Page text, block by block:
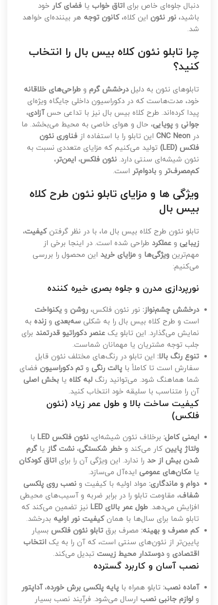
دنبال جلوه‌ای خاص برای اتاق خواب یا فضای کار خود
باشید، نور نئون این کلاه،کانون توجه هر بیننده‌ای خواهد
شد.
چرا تابلو نئون کلاه بیس بال را انتخاب
کنید؟
تابلوهای نئون به دلیلدرخشش گرم و طراحی‌های خلاقانه
خود، مدت‌هاست که در دکوراسیون داخلی جایگاه ویژه‌ای
پیدا کرده‌اند. طرح کلاه بیس بال نیز با تداعی حسآزادی،
جوانی و پویایی، حال و هوای خاصی به محیط می‌بخشد. ما
در CNC Neon این تابلو را با استفاده از فناوری نئون
فلکس (LED)
تولید می‌کنیم که مزایای متعددی نسبت به
نئون شیشه‌ای سنتی دارد. نئون فلکس، ایمن‌تر،
کم‌مصرف‌تر و بادوام‌تر است.
ویژگی ها و مزایای تابلو نئون طرح کلاه
بیس بال
تابلو نئون طرح کلاه بیس بال ما، با در نظر گرفتنکیفیت،
زیبایی و عملکرد طراحی شده است. در اینجا برخی از
مهم‌ترین ویژگی‌ها و مزایای خرید این محصول را بررسی
می‌کنیم:
نورپردازی مدرن و جلوه بصری خیره کننده
درخشش چشم‌نواز: نور نئون فلکس، روشن و یکنواخت
است و طرح کلاه بیس بال را به شکلی سه‌بعدی و زنده به
نمایش می‌گذارد. این تابلو یک عنصر دکوراتیو قدرتمند برای
جلب توجه مشتریان یا مهمانان شماست.
تنوع رنگ بالا: این تابلو در رنگ‌های مختلف نئون قابل
سفارش است تا کاملاً با پالت رنگی و تم دکوراسیون فضای
شما هماهنگ شود. می‌توانید رنگ لبه کلاه یا بخش اصلی
آن را متناسب با سلیقه خود انتخاب کنید.
کیفیت ساخت بالا و طول عمر زیاد (نئون
فلکس)
ایمنی کامل: برخلاف نئون شیشه‌ای، نئون فلکس LED
با
ولتاژ پایین کار می‌کند و خطر شکستگی، نشت گاز یاگرم
شدن بیش از حد را ندارد. این ویژگی آن را برای اتاق کودکان
یا مکان‌های عمومی ایده‌آل می‌سازد.
دوام و ماندگاری: مواد اولیه با کیفیت و نصب روی پلکسی
شفاف، مقاومت تابلو را در برابر ضربه و آسیب‌های محیطی
افزایش می‌دهد. طول عمر بالای LED
نیز تضمین می‌کند که
تابلو شما برای سال‌ها با همانکیفیت نور اولیه بدرخشد.
کم مصرف و بهینه: مصرف برق تابلو نئون فلکس بسیار
پایین‌تر از نئون‌های سنتی است، که آن را به یک انتخاب
اقتصادی ودوستدار محیط زیست تبدیل می‌کند.
نصب آسان و کاربرد گسترده
آماده نصب: تابلو همراه با پایه پلکسی برش خورده،آداپتور
و لوازم جانبی نصب ارسال می‌شود. فرآیند نصب بسیار